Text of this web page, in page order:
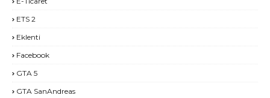
ETS 2
Eklenti
Facebook
GTA 5
GTA SanAndreas